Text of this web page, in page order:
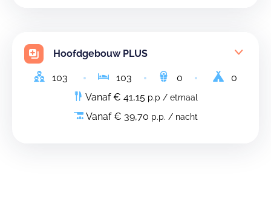
Hoofdgebouw PLUS
103 103 0
0
Vanaf € 41,15 p.p / etmaal
Vanaf € 39,70 p.p. / nacht